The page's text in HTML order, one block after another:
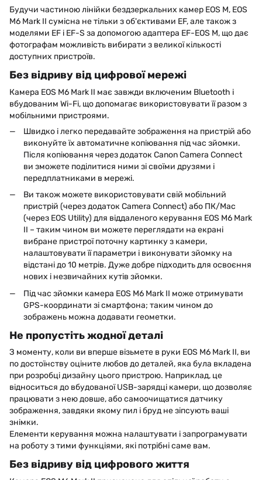
Будучи частиною лінійки бездзеркальних камер EOS M, EOS
M6 Mark II сумісна не тільки з об'єктивами EF, але також з
моделями EF і EF-S за допомогою адаптера EF-EOS M, що дає
фотографам можливість вибирати з великої кількості
доступних пристроїв.
Без відриву від цифрової мережі
Камера EOS M6 Mark II має завжди включеним Bluetooth і
вбудованим Wi-Fi, що допомагає використовувати її разом з
мобільними пристроями.
Швидко і легко передавайте зображення на пристрій або
виконуйте їх автоматичне копіювання під час зйомки.
Після копіювання через додаток Canon Camera Connect
ви зможете поділитися ними зі своїми друзями і
передплатниками в мережі.
Ви також можете використовувати свій мобільний
пристрій (через додаток Camera Connect) або ПК/Mac
(через EOS Utility) для віддаленого керування EOS M6 Mark
II – таким чином ви можете переглядати на екрані
вибране пристрої поточну картинку з камери,
налаштовувати її параметри і виконувати зйомку на
відстані до 10 метрів. Дуже добре підходить для освоєння
нових і незвичайних кутів зйомки.
Під час зйомки камера EOS M6 Mark II може отримувати
GPS-координати зі смартфона; таким чином до
зображень можна додавати геометки.
Не пропустіть жодної деталі
З моменту, коли ви вперше візьмете в руки EOS M6 Mark II, ви
по достоїнству оціните любов до деталей, яка була вкладена
при розробці дизайну цього пристрою. Наприклад, це
відноситься до вбудованої USB-зарядці камери, що дозволяє
працювати з нею довше, або самоочищатися датчику
зображення, завдяки якому пил і бруд не зіпсують ваші
знімки.
Елементи керування можна налаштувати і запрограмувати
на роботу з тими функціями, які потрібні саме вам.
Без відриву від цифрового життя